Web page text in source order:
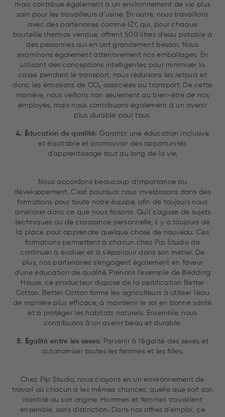
mais contribue également à un environnement de vie plus
sain pour les travailleurs d’usine. En outre, nous travaillons
avec des partenaires comme IZY, qui, pour chaque
bouteille thermos vendue, offrent 500 litres d'eau potable à
des personnes qui en ont grandement besoin. Nous
examinons également attentivement nos emballages. En
utilisant des conceptions intelligentes pour minimiser la
casse pendant le transport, nous réduisons les retours et
donc les émissions de CO₂ associées au transport. De cette
manière, nous veillons non seulement au bien-être de nos
employés, mais nous contribuons également à un avenir
plus durable pour tous.
4. Éducation de qualité: Garantir une éducation inclusive
et équitable et promouvoir des opportunités
d'apprentissage tout au long de la vie.
Nous accordons beaucoup d'importance au
développement. C'est pourquoi nous investissons dans des
formations pour toute notre équipe, afin de toujours nous
améliorer dans ce que nous faisons. Qu'il s'agisse de sujets
techniques ou de croissance personnelle, il y a toujours de
la place pour apprendre quelque chose de nouveau. Ces
formations permettent à chacun chez Pip Studio de
continuer à évoluer et à s'épanouir dans son métier. De
plus, nos partenaires s'engagent également en faveur
d'une éducation de qualité. Prenons l'exemple de Bedding
House, ce producteur dispose de la certification Better
Cotton. Better Cotton forme les agriculteurs à utiliser l'eau
de manière plus efficace, à maintenir le sol en bonne santé
et à protéger les habitats naturels. Ensemble, nous
contribuons à un avenir beau et durable.
5. Égalité entre les sexes: Parvenir à l'égalité des sexes et
autonomiser toutes les femmes et les filles.
Chez Pip Studio, nous croyons en un environnement de
travail où chacun a les mêmes chances, quelle que soit son
identité ou son origine. Hommes et femmes travaillent
ensemble, sans distinction. Dans nos offres d'emploi, ce